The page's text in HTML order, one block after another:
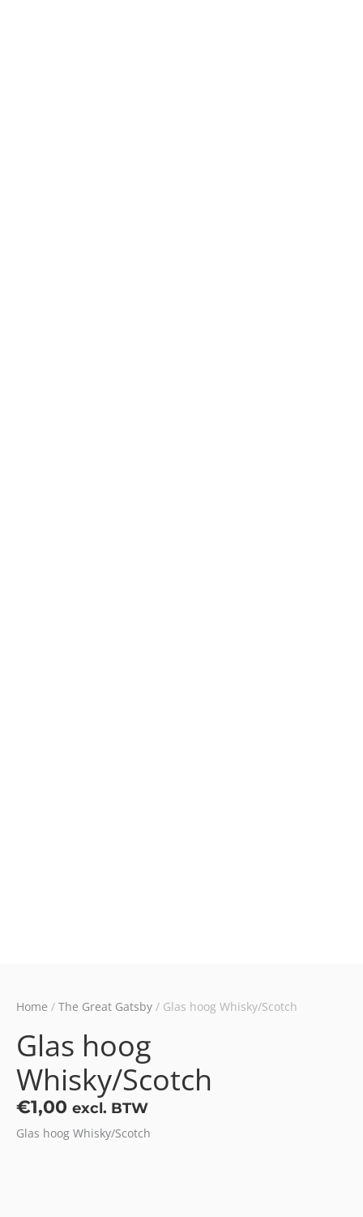
Home / The Great Gatsby / Glas hoog Whisky/Scotch
Glas hoog
Whisky/Scotch
€1,00 excl. BTW
Glas hoog Whisky/Scotch